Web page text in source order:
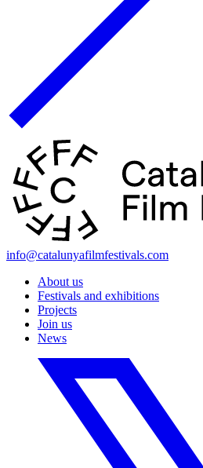
info@catalunyafilmfestivals.com
About us
Festivals and exhibitions
Projects
Join us
News